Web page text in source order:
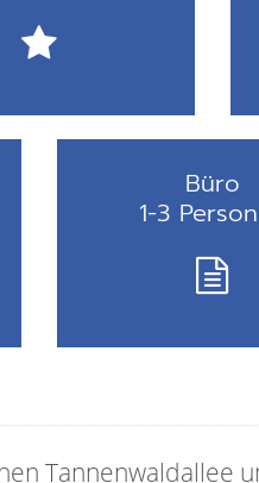
Büro
1-3
Tannenwaldallee